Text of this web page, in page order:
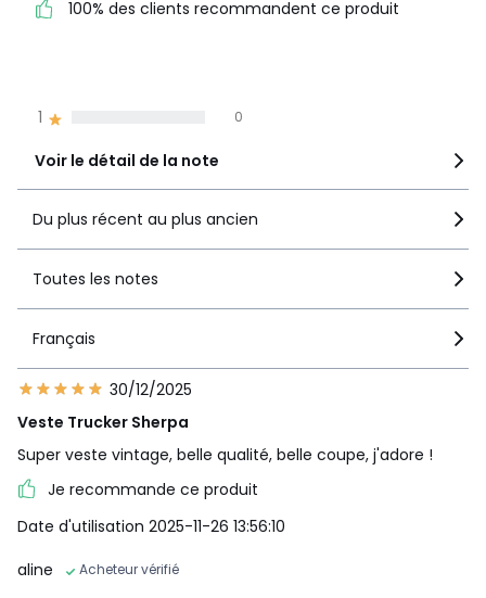
1 0
4
recommandent ce produit
Voir le détail de la note
100% des clients recommandent ce produit
Du plus récent au plus ancien
Toutes les notes
Français
30/12/2025
Veste Trucker Sherpa
Super veste vintage, belle qualité, belle coupe, j'adore !
Je recommande ce produit
Date d'utilisation 2025-11-26 13:56:10
aline
Acheteur vérifié